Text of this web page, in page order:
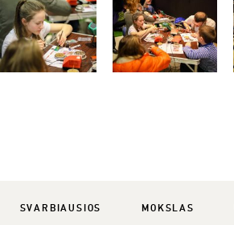
SVARBIAUSIOS MOKSLAS